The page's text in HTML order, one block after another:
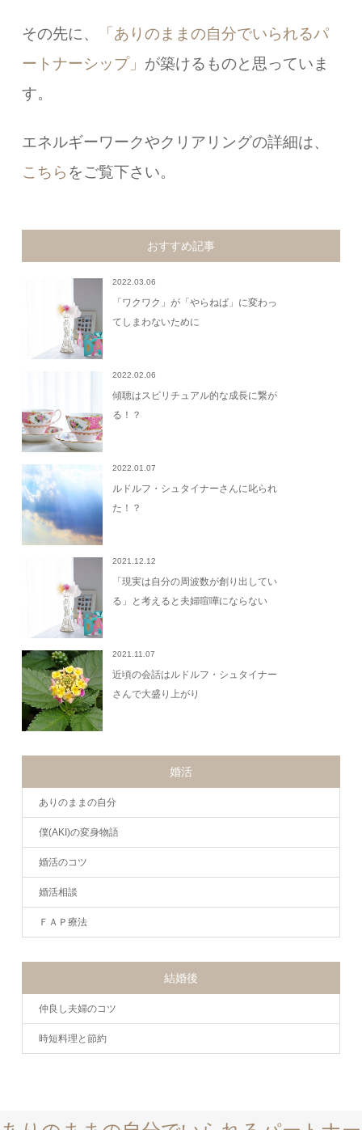
その先に、
「ありのままの自分でいられるパ
ートナーシップ」 が築けるものと思っていま
す。
エネルギーワークやクリアリングの詳細は、
こちら をご覧下さい。
おすすめ記事
2022.03.06
「ワクワク」が「やらねば」に変わっ
てしまわないために
2022.02.06
傾聴はスピリチュアル的な成長に繋が
る！？
2022.01.07
ルドルフ・シュタイナーさんに叱られ
た！？
2021.12.12
「現実は自分の周波数が創り出してい
る」と考えると夫婦喧嘩にならない
2021.11.07
近頃の会話はルドルフ・シュタイナー
さんで大盛り上がり
婚活
ありのままの自分
僕(AKI)の変身物語
婚活のコツ
婚活相談
ＦＡＰ療法
結婚後
仲良し夫婦のコツ
時短料理と節約